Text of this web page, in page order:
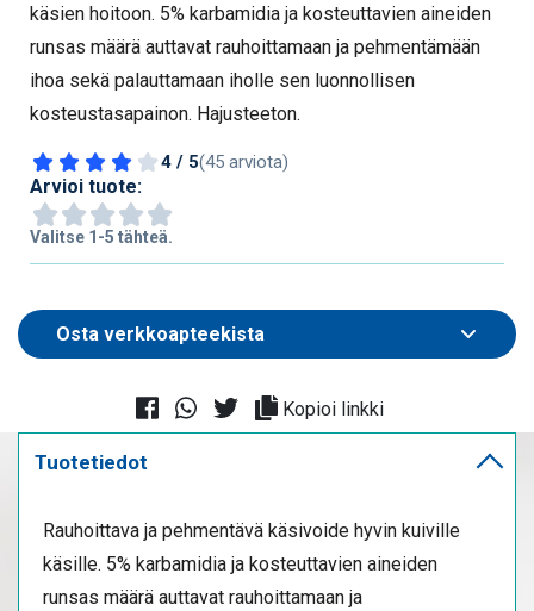
käsien hoitoon. 5% karbamidia ja kosteuttavien aineiden
runsas määrä auttavat rauhoittamaan ja pehmentämään
ihoa sekä palauttamaan iholle sen luonnollisen
kosteustasapainon. Hajusteeton.
4 / 5(45 arviota)
Arvioi tuote:
Valitse 1-5 tähteä.
Kopioi linkki
Tuotetiedot
Rauhoittava ja pehmentävä käsivoide hyvin kuiville
käsille. 5% karbamidia ja kosteuttavien aineiden
runsas määrä auttavat rauhoittamaan ja